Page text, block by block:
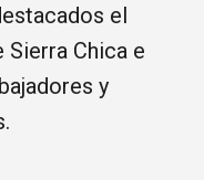
el
Sierra Chica e
y